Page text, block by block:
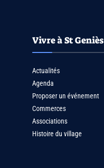
Vivre à St Geniès
Actualités
Agenda
Proposer un événement
Commerces
Associations
Histoire du village